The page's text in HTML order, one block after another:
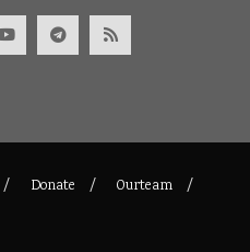
Donate
Ourteam